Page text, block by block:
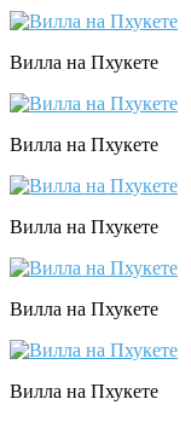
Вилла на Пхукете
Вилла на Пхукете
Вилла на Пхукете
Вилла на Пхукете
Вилла на Пхукете